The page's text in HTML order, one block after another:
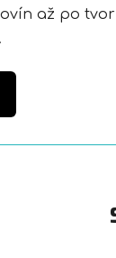
až po